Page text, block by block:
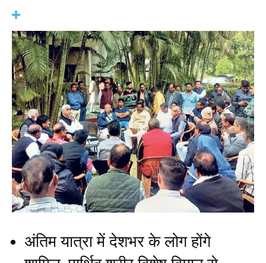
अंतिम यात्रा में देशभर के लोग होंगे